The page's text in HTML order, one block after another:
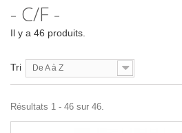
- C/F -
Il y a 46 produits.
Tri De A à Z
Résultats 1 - 46 sur 46.